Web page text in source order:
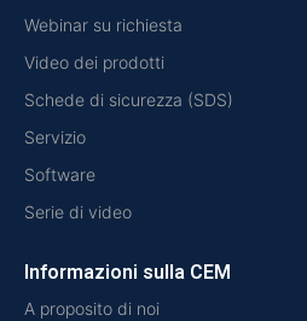
Webinar su richiesta
Video dei prodotti
Schede di sicurezza (SDS)
Servizio
Software
Serie di video
Informazioni sulla CEM
A proposito di noi